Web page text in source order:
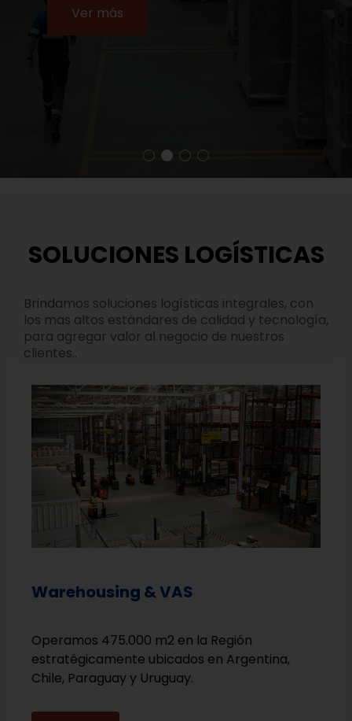
Ver más
SOLUCIONES LOGÍSTICAS
Brindamos soluciones logísticas integrales, con
los mas altos estándares de calidad y tecnología,
para agregar valor al negocio de nuestros
clientes..
Warehousing & VAS
Operamos 475.000 m2 en la Región
estratégicamente ubicados en Argentina,
Chile, Paraguay y Uruguay.